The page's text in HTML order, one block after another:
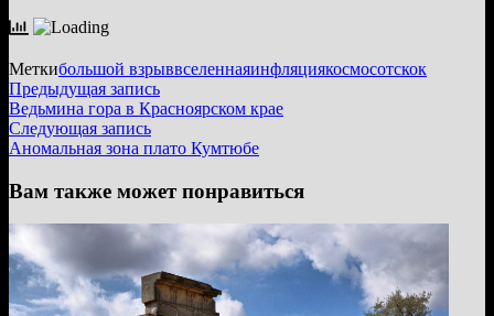
Меткибольшой взрыввселеннаяинфляциякосмосотскок
Навигация
по
записям
Предыдущая записьПредыдущая
запись:
Ведьмина гора в Красноярском крае
Следующая записьСледующая
запись:
Аномальная зона плато Кумтюбе
Вам также может понравиться